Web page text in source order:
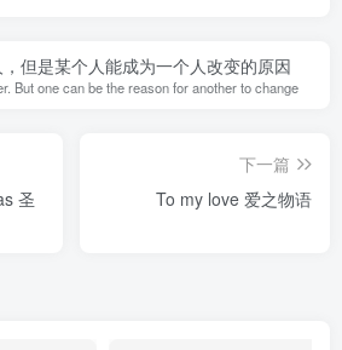
但是某个人能成为一个人改变的原因
But one can be the reason for another to change
圣
下一篇
To my love 爱之物语